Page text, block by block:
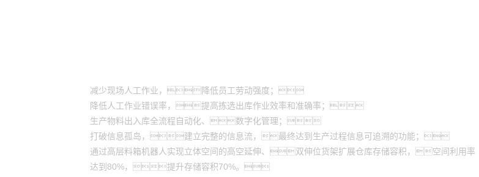
减少现场人工作业，降低员工劳动强度；
降低人工作业错误率，提高拣选出库作业效率和准确率；
生产物料出入库全流程自动化、数字化管理；
打破信息孤岛，建立完整的信息流，最终达到生产过程信息可追溯的功能；
通过高层料箱机器人实现立体空间的高空延伸、双伸位货架扩展仓库存储容积，空间利用率
达到80%，提升存储容积70%。